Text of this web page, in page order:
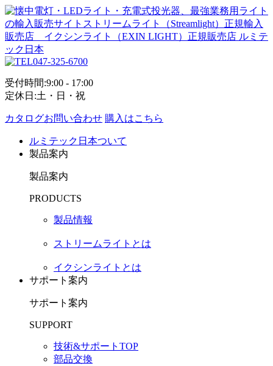
047-325-6700
受付時間:9:00 - 17:00
定休日:土・日・祝
カタログお問い合わせ 購入はこちら
ルミテック日本ついて
製品案内
製品案内
PRODUCTS
製品情報
ストリームライトとは
イクシンライトとは
サポート案内
サポート案内
SUPPORT
技術&サポートTOP
部品交換